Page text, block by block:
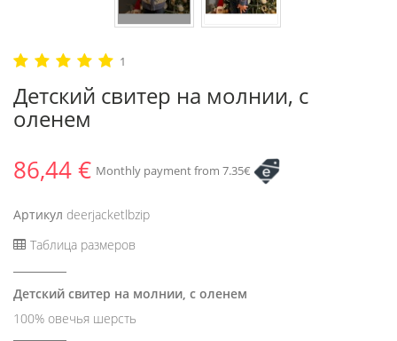
1
Детский свитер на молнии, с
оленем
86,44 € Monthly payment from 7.35€
Артикул deerjacketlbzip
Таблица размеров
Детский свитер на молнии, с оленем
100% овечья шерсть